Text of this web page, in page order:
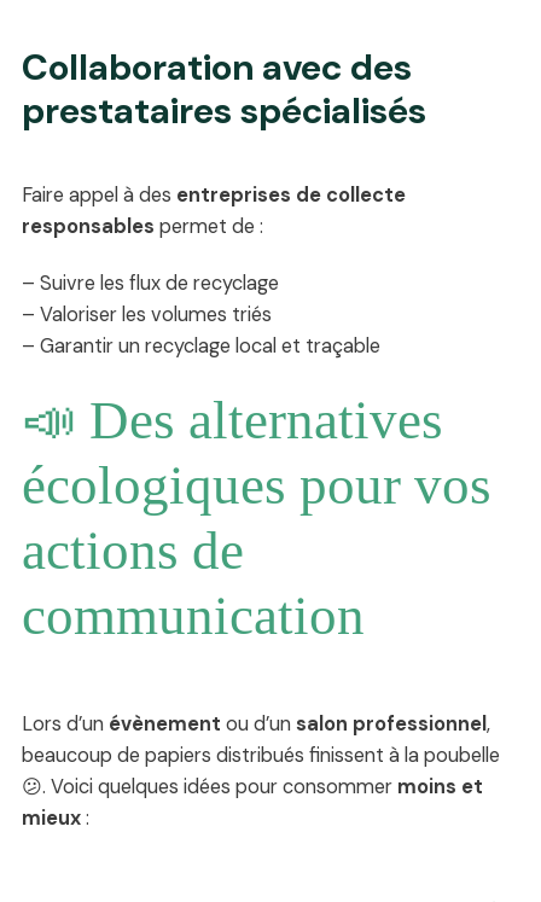
Collaboration avec des
prestataires spécialisés
Faire appel à des entreprises de collecte
responsables permet de :
– Suivre les flux de recyclage
– Valoriser les volumes triés
– Garantir un recyclage local et traçable
📣 Des alternatives
écologiques pour vos
actions de
communication
Lors d’un évènement ou d’un salon professionnel,
beaucoup de papiers distribués finissent à la poubelle
😕. Voici quelques idées pour consommer moins et
mieux: